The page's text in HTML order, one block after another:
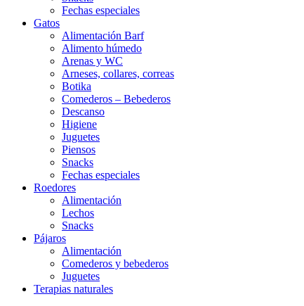
Fechas especiales
Gatos
Alimentación Barf
Alimento húmedo
Arenas y WC
Arneses, collares, correas
Botika
Comederos – Bebederos
Descanso
Higiene
Juguetes
Piensos
Snacks
Fechas especiales
Roedores
Alimentación
Lechos
Snacks
Pájaros
Alimentación
Comederos y bebederos
Juguetes
Terapias naturales